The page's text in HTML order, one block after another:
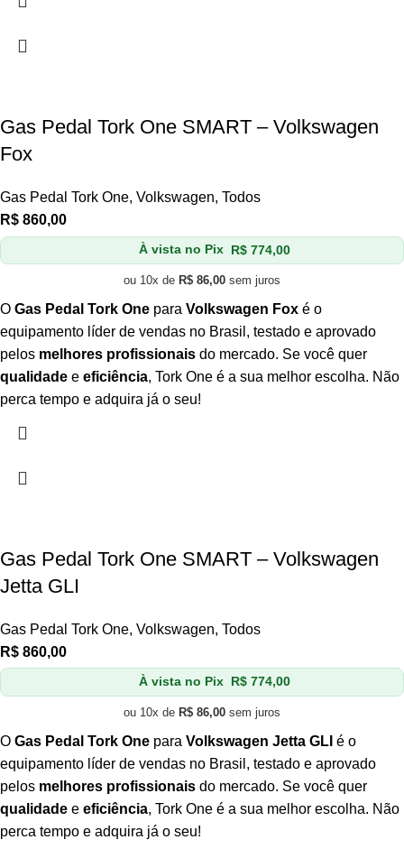
Gas Pedal Tork One SMART – Volkswagen
Fox
Gas Pedal Tork One, Volkswagen, Todos
R$ 860,00
À vista no Pix R$ 774,00
ou 10x de R$ 86,00 sem juros
O Gas Pedal Tork One para Volkswagen Fox é o
equipamento líder de vendas no Brasil, testado e aprovado
pelos melhores profissionais do mercado. Se você quer
qualidade e eficiência, Tork One é a sua melhor escolha. Não
perca tempo e adquira já o seu!
Gas Pedal Tork One SMART – Volkswagen
Jetta GLI
Gas Pedal Tork One, Volkswagen, Todos
R$ 860,00
À vista no Pix R$ 774,00
ou 10x de R$ 86,00 sem juros
O Gas Pedal Tork One para Volkswagen Jetta GLI é o
equipamento líder de vendas no Brasil, testado e aprovado
pelos melhores profissionais do mercado. Se você quer
qualidade e eficiência, Tork One é a sua melhor escolha. Não
perca tempo e adquira já o seu!